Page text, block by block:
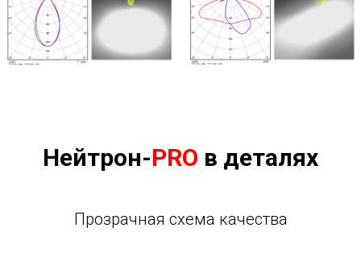
Нейтрон-PRO в деталях
Прозрачная схема качества